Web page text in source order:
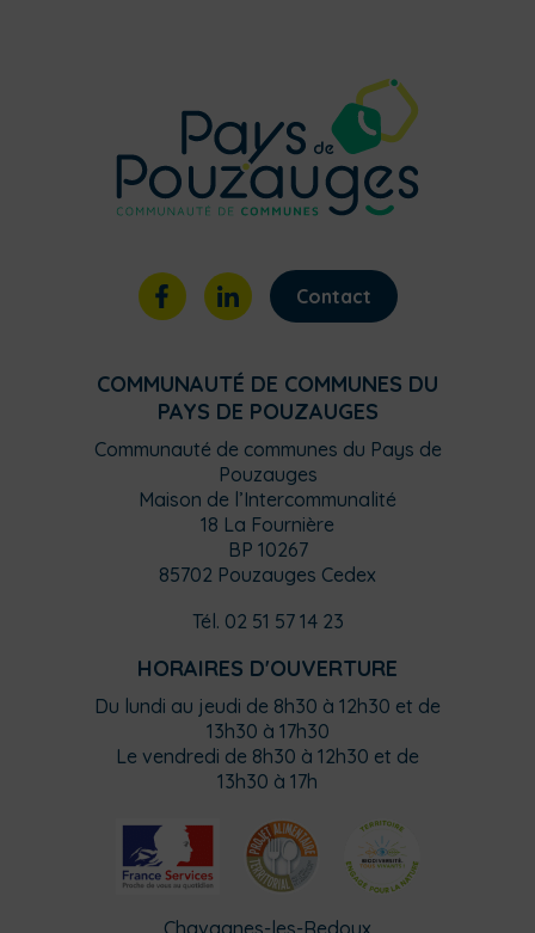
Contact
COMMUNAUTÉ DE COMMUNES DU
PAYS DE POUZAUGES
Communauté de communes du Pays de
Pouzauges
Maison de l’Intercommunalité
18 La Fournière
BP 10267
85702 Pouzauges Cedex
Tél. 02 51 57 14 23
HORAIRES D'OUVERTURE
Du lundi au jeudi de 8h30 à 12h30 et de
13h30 à 17h30
Le vendredi de 8h30 à 12h30 et de
13h30 à 17h
Chavagnes-les-Redoux